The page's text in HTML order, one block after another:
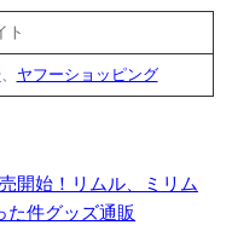
ト
、 ヤフーショッピング
開始！リムル、ミリム
た件グッズ通販